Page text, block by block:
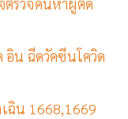
อิน ฉีดวัคซีนโควิด
ฉิน 1668,1669